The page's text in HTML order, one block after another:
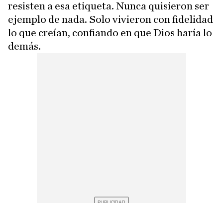
resisten a esa etiqueta. Nunca quisieron ser
ejemplo de nada. Solo vivieron con fidelidad
lo que creían, confiando en que Dios haría lo
demás.